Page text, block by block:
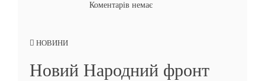
Коментарів немає
НОВИНИ
Новий Народний фронт